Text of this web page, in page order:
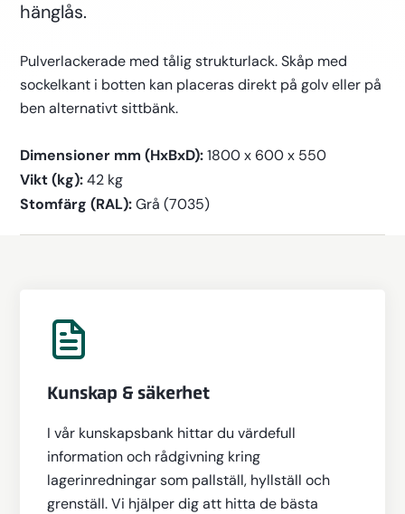
hänglås.
Pulverlackerade med tålig strukturlack. Skåp med
sockelkant i botten kan placeras direkt på golv eller på
ben alternativt sittbänk.
Dimensioner mm (HxBxD): 1800 x 600 x 550
Vikt (kg): 42 kg
Stomfärg (RAL): Grå (7035)
Kunskap & säkerhet
I vår kunskapsbank hittar du värdefull
information och rådgivning kring
lagerinredningar som pallställ, hyllställ och
grenställ. Vi hjälper dig att hitta de bästa